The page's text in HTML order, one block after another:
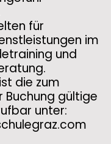
für
im
und
die zum
Buchung gültige
unter: